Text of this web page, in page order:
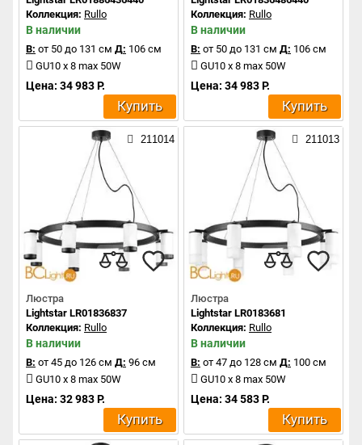
Коллекция: Rullo
В наличии
В: от 50 до 131 см Д: 106 см
GU10 x 8 max 50W
Цена: 34 983 Р.
Купить
Коллекция: Rullo
В наличии
В: от 50 до 131 см Д: 106 см
GU10 x 8 max 50W
Цена: 34 983 Р.
Купить
211014
Люстра
Lightstar LR01836837
Коллекция: Rullo
В наличии
В: от 45 до 126 см Д: 96 см
GU10 x 8 max 50W
Цена: 32 983 Р.
Купить
211013
Люстра
Lightstar LR0183681
Коллекция: Rullo
В наличии
В: от 47 до 128 см Д: 100 см
GU10 x 8 max 50W
Цена: 34 583 Р.
Купить